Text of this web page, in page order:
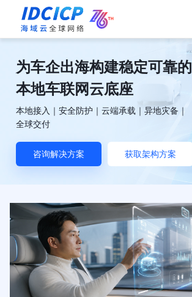
本地接入｜安全防护｜云端承载｜异地灾备｜
全球交付
为车企出海构建稳定可靠的
本地车联网云底座
咨询解决方案 获取架构方案